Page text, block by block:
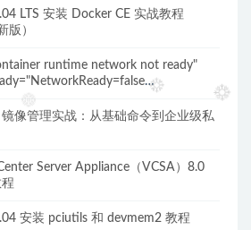
LTS 安装 Docker CE 实战教程
版）
runtime network not ready"
的解决方案
像管理实战：从基础命令到企业级私
Server Appliance（VCSA）8.0
安装 pciutils 和 devmem2 教程